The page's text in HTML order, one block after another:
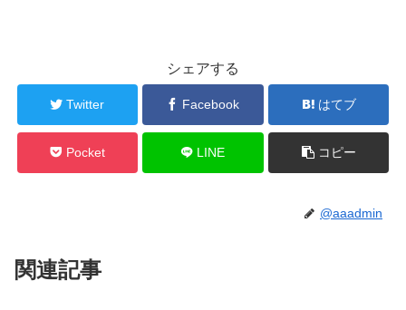
シェアする
Twitter Facebook はてブ
Pocket LINE コピー
@aaadmin
関連記事